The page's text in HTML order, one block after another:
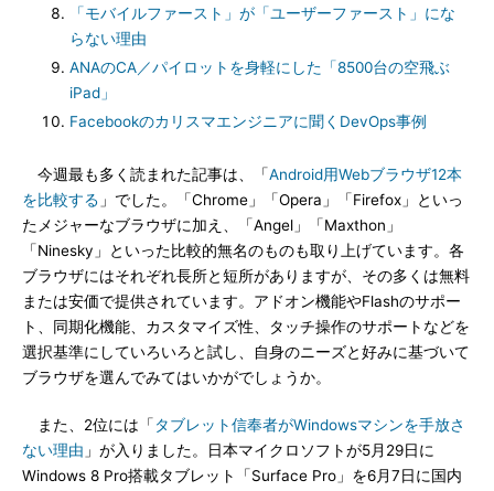
「モバイルファースト」が「ユーザーファースト」にな
らない理由
ANAのCA／パイロットを身軽にした「8500台の空飛ぶ
iPad」
Facebookのカリスマエンジニアに聞くDevOps事例
今週最も多く読まれた記事は、「Android用Webブラウザ12本
を比較する 」でした。「Chrome」「Opera」「Firefox」といっ
たメジャーなブラウザに加え、「Angel」「Maxthon」
「Ninesky」といった比較的無名のものも取り上げています。各
ブラウザにはそれぞれ長所と短所がありますが、その多くは無料
または安価で提供されています。アドオン機能やFlashのサポー
ト、同期化機能、カスタマイズ性、タッチ操作のサポートなどを
選択基準にしていろいろと試し、自身のニーズと好みに基づいて
ブラウザを選んでみてはいかがでしょうか。
また、2位には「 タブレット信奉者がWindowsマシンを手放さ
ない理由 」が入りました。日本マイクロソフトが5月29日に
Windows 8 Pro搭載タブレット「Surface Pro」を6月7日に国内